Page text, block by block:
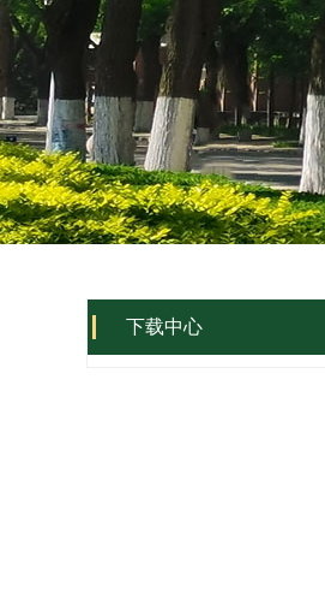
下载中心